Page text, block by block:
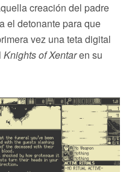
creación del padre
el detonante para que
vez una teta digital
Knights of Xentaren su